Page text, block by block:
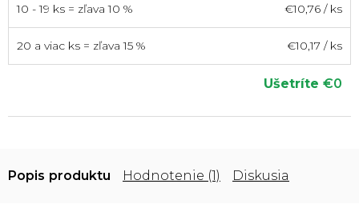
10 - 19 ks = zľava 10 % €10,76 / ks
20 a viac ks = zľava 15 % €10,17 / ks
Ušetríte €0
Popis Hodnotenie (1) Diskusia